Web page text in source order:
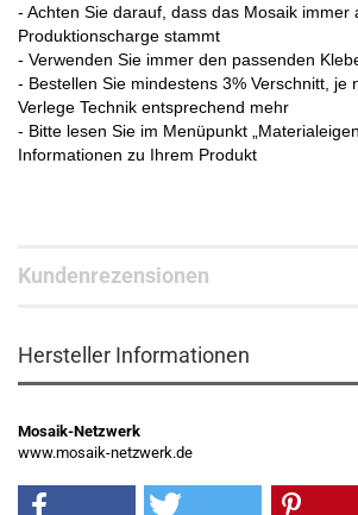
- Achten Sie darauf, dass das Mosaik immer
Produktionscharge stammt
- Verwenden Sie immer den passenden
- Bestellen Sie mindestens 3% Verschnitt, je
Verlege Technik entsprechend mehr
- Bitte lesen Sie im Menüpunkt
Informationen zu Ihrem Produkt
Kundenrezensionen
Hersteller Informationen
Mosaik-Netzwerk
www.mosaik-netzwerk.de